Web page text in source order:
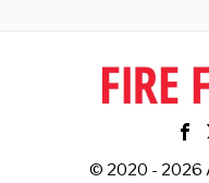
© 2020 - 2026